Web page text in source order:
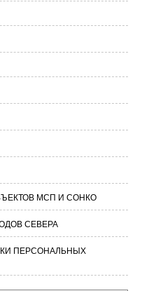
МСП И СОНКО
СЕВЕРА
ПЕРСОНАЛЬНЫХ